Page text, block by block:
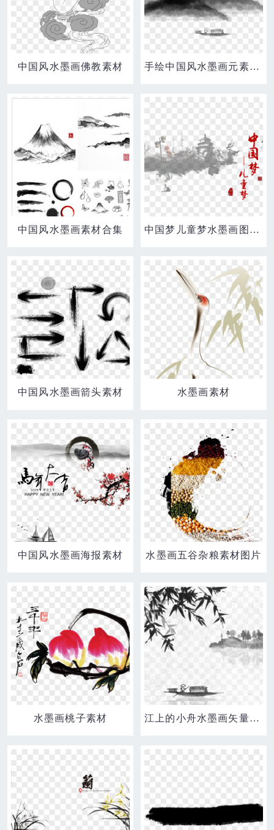
中国风水墨画佛教素材 手绘中国风水墨画元素素材
中国风水墨画素材合集 中国梦儿童梦水墨画图片PSD分层素材
中国风水墨画箭头素材 水墨画素材
中国风水墨画海报素材 水墨画五谷杂粮素材图片
水墨画桃子素材 江上的小舟水墨画矢量素材